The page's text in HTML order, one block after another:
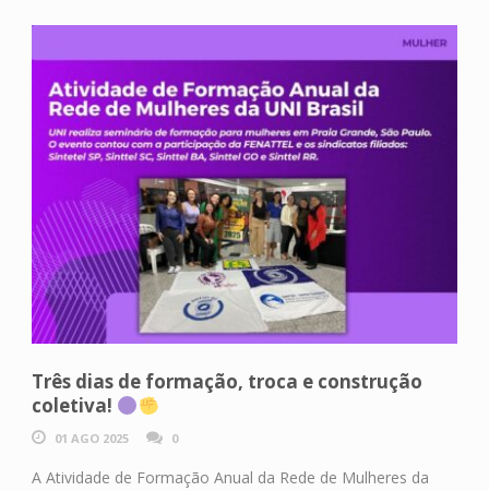
Três dias de formação, troca e construção
coletiva!
01 AGO 2025 0
A Atividade de Formação Anual da Rede de Mulheres da